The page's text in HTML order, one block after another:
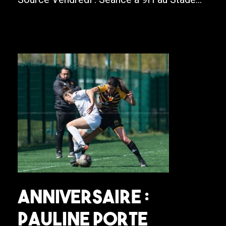
Anniversaire :
Pauline Porte